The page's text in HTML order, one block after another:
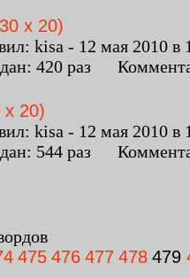
x 20)
kisa - 12 мая 2010 в
420 раз
x 20)
kisa - 12 мая 2010 в
544 раз
475 476 477 478 479